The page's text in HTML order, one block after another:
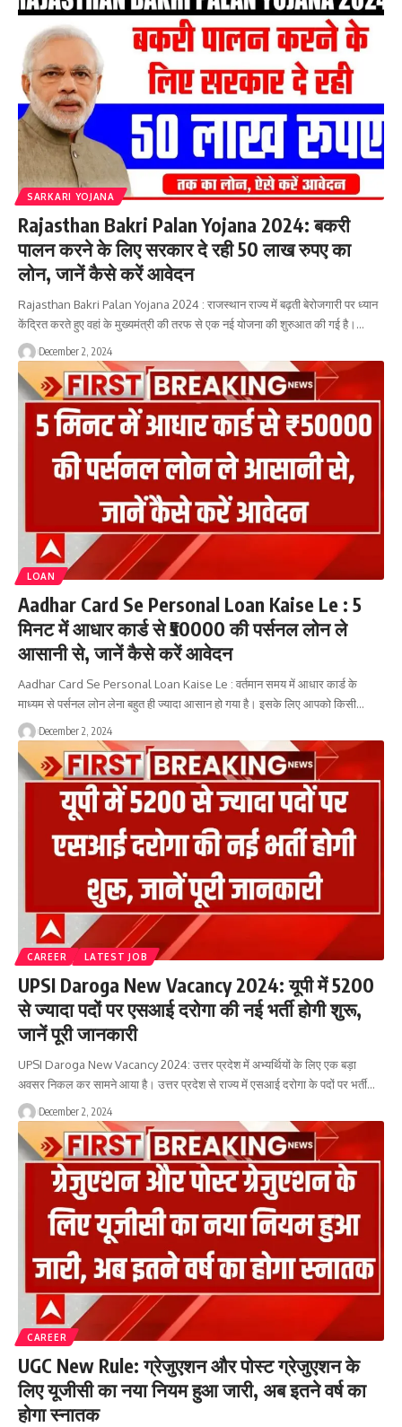
SARKARI YOJANA
Rajasthan Bakri Palan Yojana 2024: बकरी
पालन करने के लिए सरकार दे रही 50 लाख रुपए का
लोन, जानें कैसे करें आवेदन
Rajasthan Bakri Palan Yojana 2024 : राजस्थान राज्य में बढ़ती बेरोजगारी पर ध्यान
केंद्रित करते हुए वहां के मुख्यमंत्री की तरफ से एक नई योजना की शुरुआत की गई है।…
December 2, 2024
LOAN
Aadhar Card Se Personal Loan Kaise Le : 5
मिनट में आधार कार्ड से ₹50000 की पर्सनल लोन ले
आसानी से, जानें कैसे करें आवेदन
Aadhar Card Se Personal Loan Kaise Le : वर्तमान समय में आधार कार्ड के
माध्यम से पर्सनल लोन लेना बहुत ही ज्यादा आसान हो गया है। इसके लिए आपको किसी…
December 2, 2024
CAREER LATEST JOB
UPSI Daroga New Vacancy 2024: यूपी में 5200
से ज्यादा पदों पर एसआई दरोगा की नई भर्ती होगी शुरू,
जानें पूरी जानकारी
UPSI Daroga New Vacancy 2024: उत्तर प्रदेश में अभ्यर्थियों के लिए एक बड़ा
अवसर निकल कर सामने आया है। उत्तर प्रदेश से राज्य में एसआई दरोगा के पदों पर भर्ती…
December 2, 2024
CAREER
UGC New Rule: ग्रेजुएशन और पोस्ट ग्रेजुएशन के
लिए यूजीसी का नया नियम हुआ जारी, अब इतने वर्ष का
होगा स्नातक